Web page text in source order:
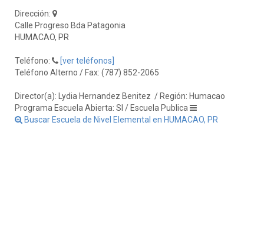
Dirección:
Calle Progreso Bda Patagonia
HUMACAO, PR
Teléfono:
[ver teléfonos]
Teléfono Alterno / Fax: (787) 852-2065
Director(a): Lydia Hernandez Benitez / Región: Humacao
Programa Escuela Abierta: SI / Escuela Publica
Buscar Escuela de Nivel Elemental en HUMACAO, PR